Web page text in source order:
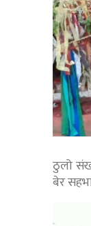
ठुलो
बेर